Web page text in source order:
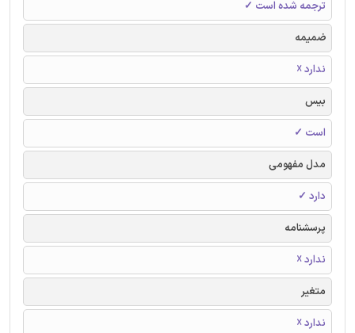
ترجمه شده است ✓
ضمیمه
ندارد ☓
بیس
است ✓
مدل مفهومی
دارد ✓
پرسشنامه
ندارد ☓
متغیر
ندارد ☓